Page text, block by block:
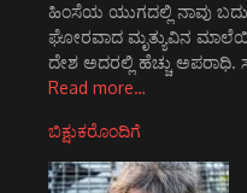
ಹಿಂಸೆಯ ಯುಗದಲ್ಲಿ ನಾವು
ಘೋರವಾದ ಮೃತ್ಯುವಿನ
ದೇಶ ಅದರಲ್ಲಿ ಹೆಚ್ಚು ಅಪರಾಧಿ.
Read more…
ಬಿಕ್ಷುಕರೊಂದಿಗೆ